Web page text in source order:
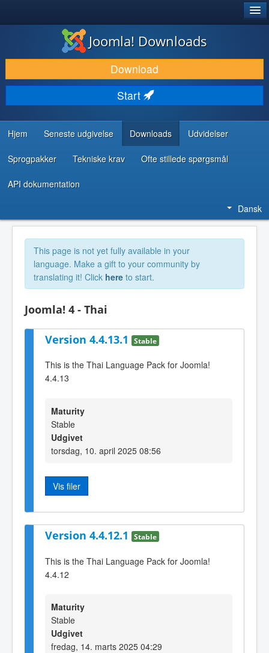
DOWNLOAD & UDVID
OPDAG & LÆR
FÆLLESSKABET & SUPPORT
UDVIKLERRESSOURCER
Joomla! Downloads
Download
Start
Hjem Seneste udgivelse Downloads Udvidelser
Sprogpakker Tekniske krav Ofte stillede spørgsmål
API dokumentation
Dansk
This page is not yet fully available in your
language. Make a gift to your community by
translating it! Click here to start.
Joomla! 4 - Thai
Version 4.4.13.1 Stable
This is the Thai Language Pack for Joomla!
4.4.13
Maturity
Stable
Udgivet
torsdag, 10. april 2025 08:56
Vis filer
Version 4.4.12.1 Stable
This is the Thai Language Pack for Joomla!
4.4.12
Maturity
Stable
Udgivet
fredag, 14. marts 2025 04:29